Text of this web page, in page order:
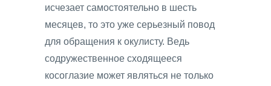
исчезает самостоятельно в шесть
месяцев, то это уже серьезный повод
для обращения к окулисту. Ведь
содружественное сходящееся
косоглазие может являться не только